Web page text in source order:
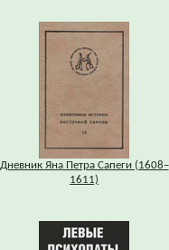
Дневник Яна Петра Сапеги (1608–
1611)